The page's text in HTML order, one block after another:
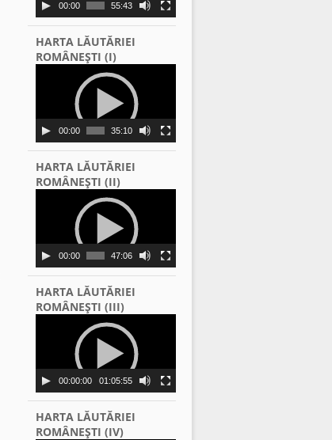
00:00 55:43
HARTA LĂUTĂRIEI
ROMÂNEŞTI (I)
00:00 35:10
HARTA LĂUTĂRIEI
ROMÂNEŞTI (II)
00:00 47:06
HARTA LĂUTĂRIEI
ROMÂNEŞTI (III)
00:00:00 01:05:55
HARTA LĂUTĂRIEI
ROMÂNEŞTI (IV)